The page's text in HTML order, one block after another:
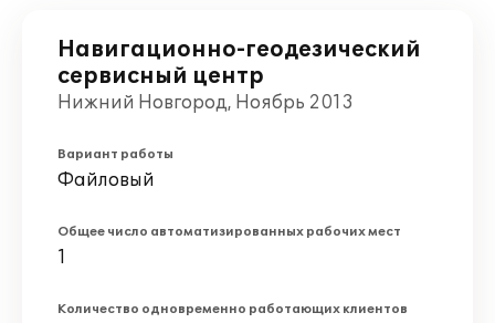
Навигационно-геодезический
сервисный центр
Нижний Новгород, Ноябрь 2013
Вариант работы
Файловый
Общее число автоматизированных рабочих мест
1
Количество одновременно работающих клиентов